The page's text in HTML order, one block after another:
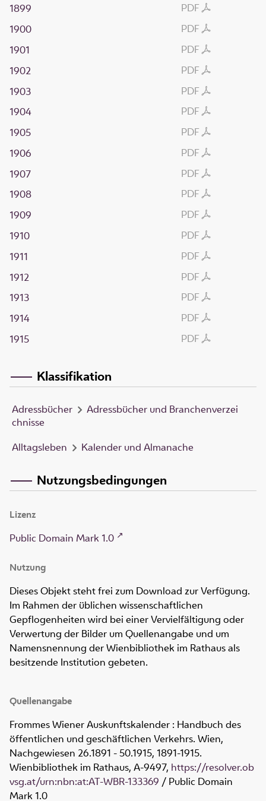
PDF
1899
PDF
1900
PDF
1901
PDF
1902
PDF
1903
PDF
1904
PDF
1905
PDF
1906
PDF
1907
PDF
1908
PDF
1909
PDF
1910
PDF
1911
PDF
1912
PDF
1913
PDF
1914
PDF
1915
Klassifikation
Adressbücher
Adressbücher und Branchenverzei
chnisse
Alltagsleben
Kalender und Almanache
Nutzungsbedingungen
Lizenz
Public Domain Mark 1.0
Nutzung
Dieses Objekt steht frei zum Download zur Verfügung.
Im Rahmen der üblichen wissenschaftlichen
Gepflogenheiten wird bei einer Vervielfältigung oder
Verwertung der Bilder um Quellenangabe und um
Namensnennung der Wienbibliothek im Rathaus als
besitzende Institution gebeten.
Quellenangabe
Frommes Wiener Auskunftskalender : Handbuch des
öffentlichen und geschäftlichen Verkehrs. Wien,
Nachgewiesen 26.1891 - 50.1915, 1891-1915.
Wienbibliothek im Rathaus, A-9497, https://resolver.ob
vsg.at/urn:nbn:at:AT-WBR-133369 / Public Domain
Mark 1.0